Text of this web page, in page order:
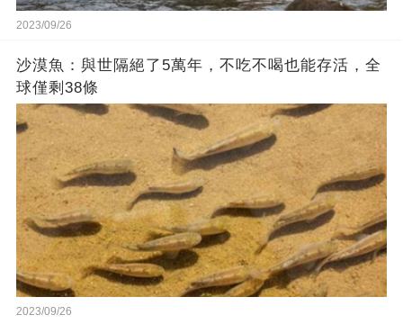
2023/09/26
沙漠魚：與世隔絕了5萬年，不吃不喝也能存活，全
球僅剩38條
2023/09/26